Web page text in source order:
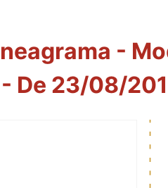
-
De 23/08/